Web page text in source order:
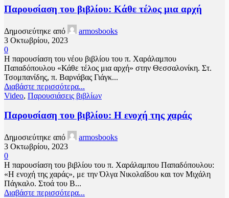
Παρουσίαση του βιβλίου: Κάθε τέλος μια αρχή
Δημοσιεύτηκε από
armosbooks
3 Οκτωβρίου, 2023
0
Η παρουσίαση του νέου βιβλίου του π. Χαράλαμπου
Παπαδόπουλου «Κάθε τέλος μια αρχή» στην Θεσσαλονίκη. Στ.
Τσομπανίδης, π. Βαρνάβας Γιάγκ...
Διαβάστε περισσότερα...
Video, Παρουσιάσεις βιβλίων
Παρουσίαση του βιβλίου: Η ενοχή της χαράς
Δημοσιεύτηκε από
armosbooks
3 Οκτωβρίου, 2023
0
Η παρουσίαση του βιβλίου του π. Χαράλαμπου Παπαδόπουλου:
«Η ενοχή της χαράς», με την Όλγα Νικολαΐδου και τον Μιχάλη
Πάγκαλο. Στοά του Β...
Διαβάστε περισσότερα...